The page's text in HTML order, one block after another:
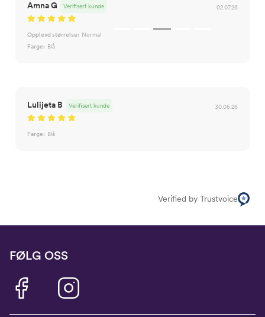
Amna G 02.07.26
Verifisert kunde
Opplevd størrelse: Normal
Farge: Blå
Lulijeta B 30.06.26
Verifisert kunde
Farge: Blå
Verified by Trustvoice
FØLG OSS